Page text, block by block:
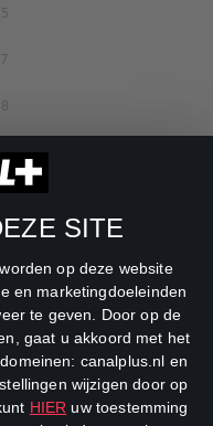
SITE
op deze website
en marketingdoeleinden
te geven. Door op de
gaat u akkoord met het
canalplus.nl en
wijzigen door op
HIER uw toestemming
Channel